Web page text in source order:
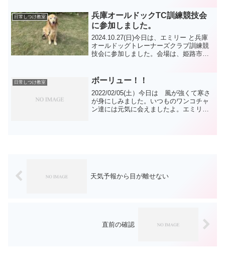
イム」と言...
日常しつけ教室
兵庫オールドックTC訓練競技会
に参加しました。
2024.10.27(日)今日は、エミリー と兵庫
オールドッグトレーナーズクラブ訓練競
技会に参加しました。会場は、姫路市の
為6時過ぎに出発しました。今回の出陳
は、比較...
日常しつけ教室 ボーリュー！！
2022/02/05(土）今日は 風が強くて寒さ
が身にしみました。いつものワンコチャ
ン達には元気に会えましたよ。エミリー
天気予報から目が離せない
直前の確認